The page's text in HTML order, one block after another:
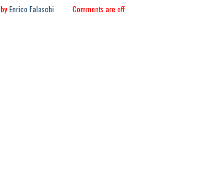
byEnrico Falaschi Comments are off